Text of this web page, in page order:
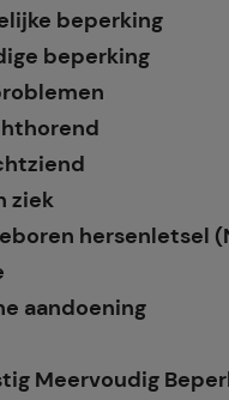
beperking
beperking
ziek
hersenletsel
aandoening
Meervoudig